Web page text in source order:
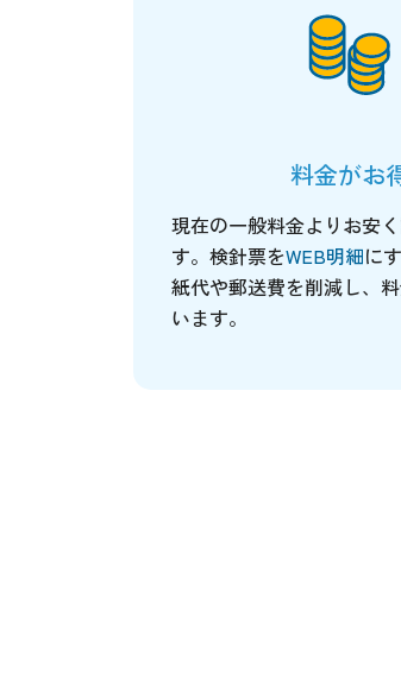
料金がお
現在の一般料金よりお安
す。検針票をWEB明細に
紙代や郵送費を削減し、
います。